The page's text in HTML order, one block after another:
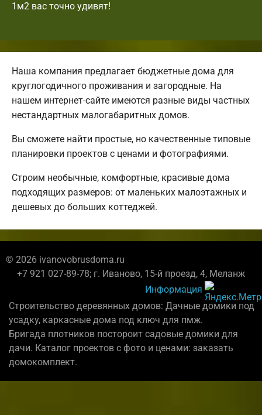
1м2 вас точно удивят!
Наша компания предлагает бюджетные дома для
круглогодичного проживания и загородные. На
нашем интернет-сайте имеются разные виды частных
нестандартных малогабаритных домов.
Вы сможете найти простые, но качественные типовые
планировки проектов с ценами и фотографиями.
Строим необычные, комфортные, красивые дома
подходящих размеров: от маленьких малоэтажных и
дешевых до больших коттеджей.
© 2026 ivanovobrusdoma.ru
+7 921 027-89-78; г. Иваново, 15-й проезд, 4, Меланж
Информация
Строительство деревянных домов: Дачные домики под
усадку, каркасные дома под ключ для пмж.
Бригада плотников постороит садовые домики для
дачи. Каталог проектов с фото и ценами: заказать
домокомплект.